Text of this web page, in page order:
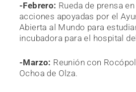
-Febrero: Rueda de prensa
acciones apoyadas por el
Abierta al Mundo para
incubadora para el hospital
-Marzo: Reunión con
Ochoa de Olza.